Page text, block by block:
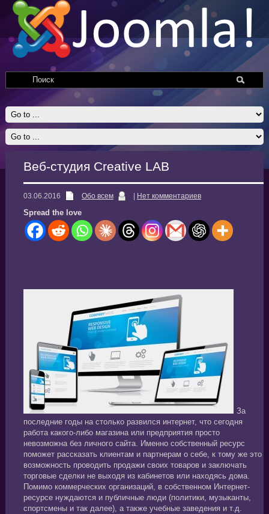
Веб-студия Creative LAB
03.06.2016 Обо всем Нет комментариев
Spread the love
За
последние годы на столько развился интернет, что сегодня
работа какого-либо магазина или предприятия просто
невозможна без личного сайта. Именно собственный ресурс
поможет рассказать клиентам и партнерам о себе, к тому же это
возможность проводить продажи своих товаров и заключать
торговые сделки не выходя из кабинетов или находясь дома.
Помимо коммерческих организаций, в собственном Интернет-
ресурсе нуждаются и публичные люди (политики, музыканты,
спортсмены и так далее), а также учебные заведения и т.д.